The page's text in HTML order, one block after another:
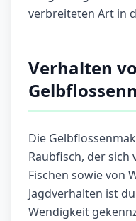
verbreiteten Art in
Verhalten
Die
Raubfisch, der sich
Fischen sowie von
Jagdverhalten ist
Wendigkeit